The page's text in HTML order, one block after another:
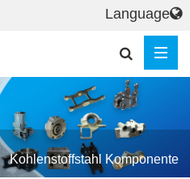
Kohlenstoffstahl Komponente
Language